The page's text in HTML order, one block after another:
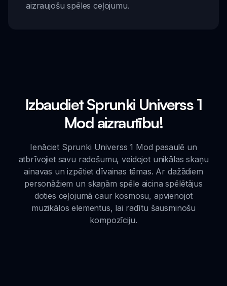
aizraujošu spēles ceļojumu.
Izbaudiet Sprunki Universs 1
Mod aizrautību!
Ienāciet Sprunki Universs 1 Mod pasaulē un
atbrīvojiet savu radošumu, veidojot unikālas skaņu
ainavas un izpētiet dīvainas tēmas. Ar dažādiem
personāžiem un skaņām spēle aicina spēlētājus
doties ceļojumā caur kosmosu, apvienojot
muzikālos elementus, lai radītu šausminošu
kompozīciju.